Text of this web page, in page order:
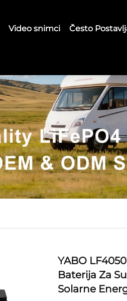
Video snimci Često
YABO
Baterija Za
Solarne